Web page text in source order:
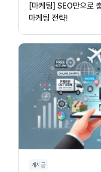
[마케팅] SEO만으로
마케팅 전략!
게시글